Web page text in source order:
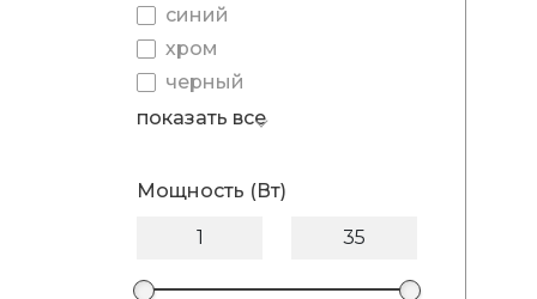
синий
хром
черный
показать все
Мощность (Вт)